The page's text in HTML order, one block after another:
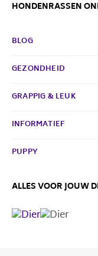
HONDENRASSEN
BLOG
GEZONDHEID
GRAPPIG & LEUK
INFORMATIEF
PUPPY
ALLES VOOR JOUW